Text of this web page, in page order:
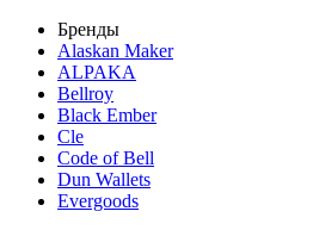
Бренды
Alaskan Maker
ALPAKA
Bellroy
Black Ember
Cle
Code of Bell
Dun Wallets
Evergoods